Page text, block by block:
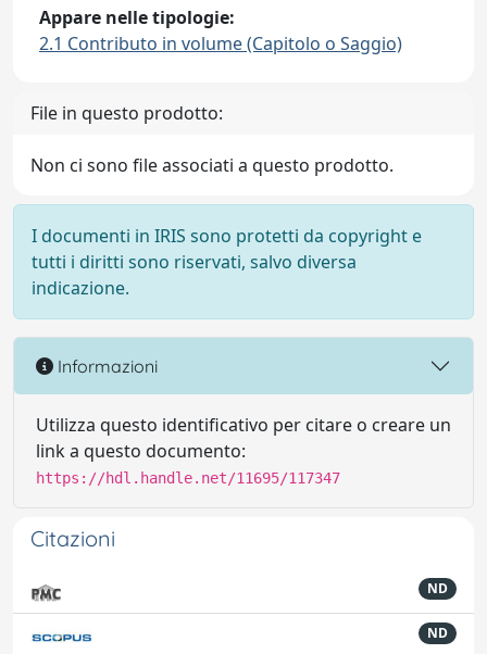
Appare nelle tipologie:
2.1 Contributo in volume (Capitolo o Saggio)
File in questo prodotto:
Non ci sono file associati a questo prodotto.
I documenti in IRIS sono protetti da copyright e
tutti i diritti sono riservati, salvo diversa
indicazione.
Informazioni
Utilizza questo identificativo per citare o creare un
link a questo documento:
https://hdl.handle.net/11695/117347
Citazioni
ND
ND